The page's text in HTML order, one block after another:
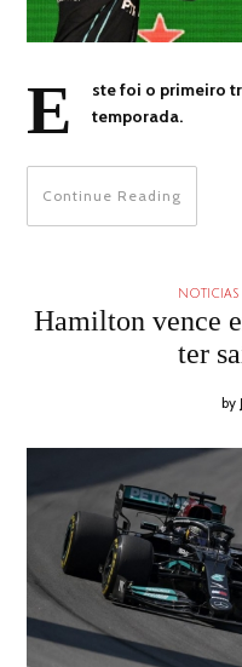
E
ste foi o primeiro
temporada.
Continue Reading
NOTICIAS
Hamilton vence
ter
by